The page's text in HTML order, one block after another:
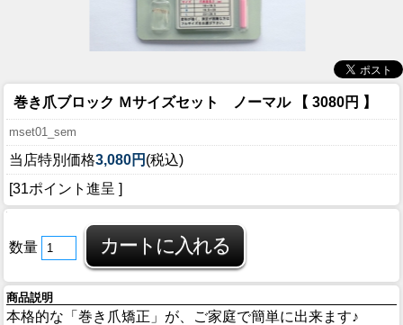
巻き爪ブロック Ｍサイズセット ノーマル 【 3080円 】
mset01_sem
当店特別価格3,080円 (税込)
[31ポイント進呈 ]
数量
商品説明
本格的な「巻き爪矯正」が、ご家庭で簡単に出来ます♪